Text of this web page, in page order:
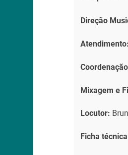
Direção
Atendimento:
Mixagem e
Locutor:
Ficha